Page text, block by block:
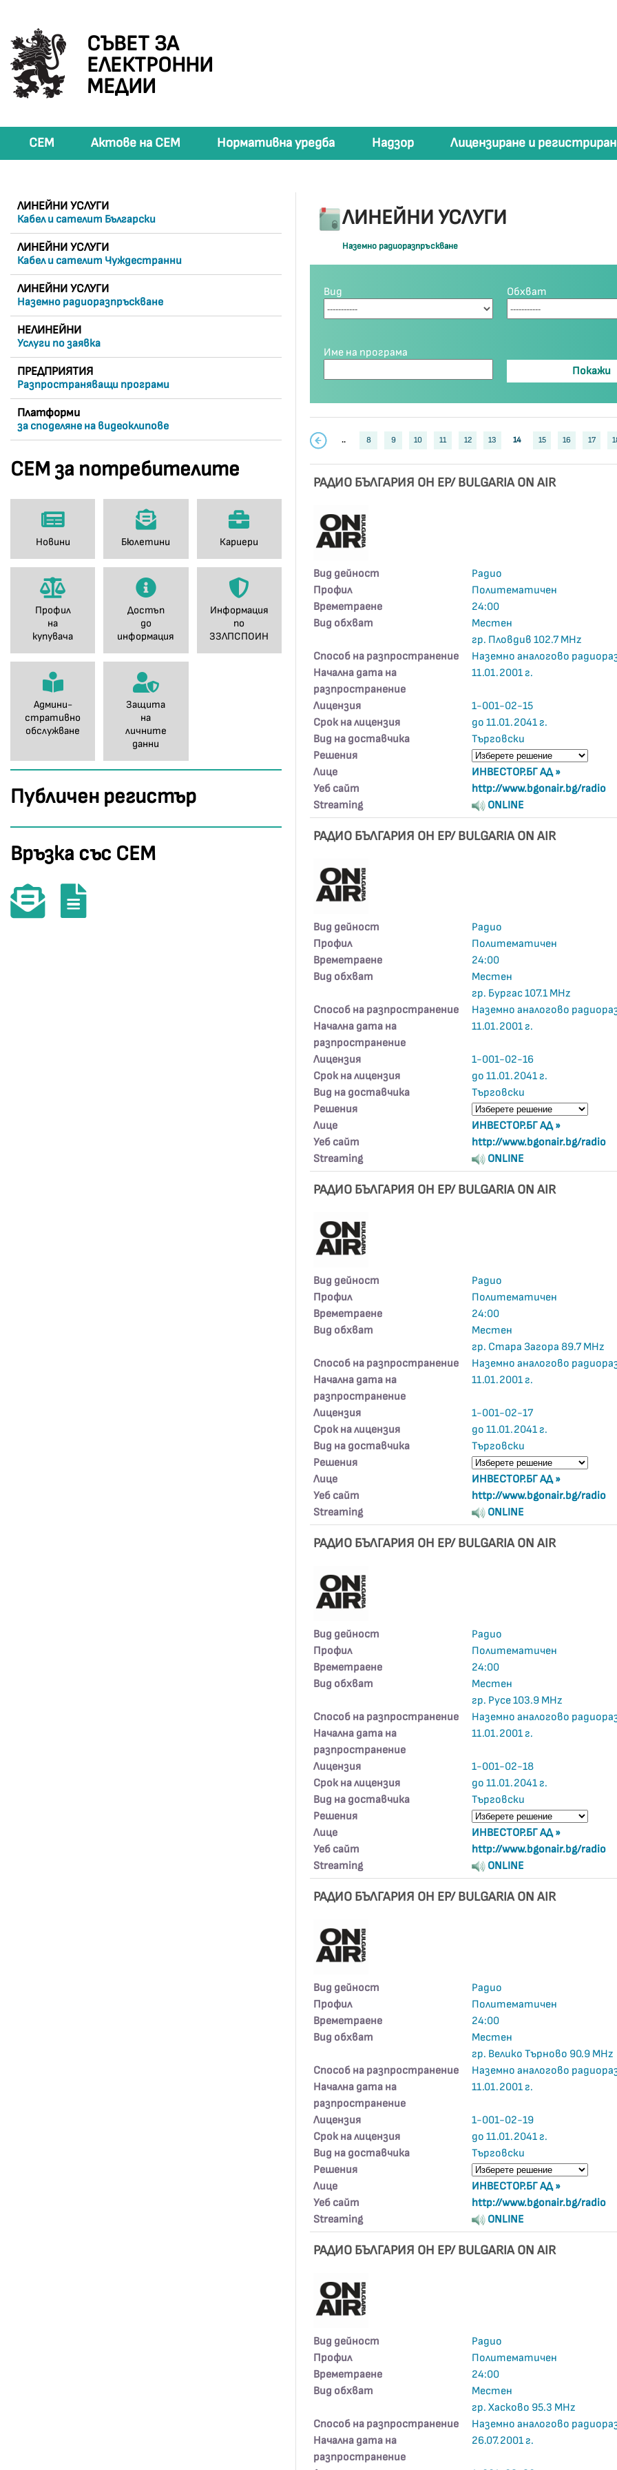
СЪВЕТ ЗА
ЕЛЕКТРОННИ
МЕДИИ
СЕМ Актове на СЕМ Нормативна уредба Надзор Лицензиране и
ЛИНЕЙНИ УСЛУГИ
Кабел и сателит Български
ЛИНЕЙНИ УСЛУГИ
Кабел и сателит Чуждестранни
ЛИНЕЙНИ УСЛУГИ
Наземно радиоразпръскване
НЕЛИНЕЙНИ
Услуги по заявка
ПРЕДПРИЯТИЯ
Разпространяващи програми
Платформи
за споделяне на видеоклипове
СЕМ за потребителите
Новини Бюлетини Кариери
Профил
на
купувача
Достъп
до
информация
Информация
по
ЗЗЛПСПОИН
Админи-
стративно
обслужване
Защита
на
личните
данни
Публичен регистър
Връзка със СЕМ
ЛИНЕЙНИ УСЛУГИ
Наземно радиоразпръскване
Вид Обхват
Име на програма
.. 8 9 10 11 12 13 14 15 16 17
РАДИО БЪЛГАРИЯ ОН ЕР/ BULGARIA ON AIR
Вид дейност
Радио
Профил
Политематичен
Времетраене
24:00
Вид обхват
Местен
гр. Пловдив 102.7 MHz
Способ на разпространение
Наземно аналогово
Начална дата на
разпространение
11.01.2001 г.
Лицензия
1-001-02-15
Срок на лицензия
до 11.01.2041 г.
Вид на доставчика
Търговски
Решения
Лице
ИНВЕСТОР.БГ АД »
Уеб сайт
http://www.bgonair.bg/radio
Streaming
ONLINE
РАДИО БЪЛГАРИЯ ОН ЕР/ BULGARIA ON AIR
Вид дейност
Радио
Профил
Политематичен
Времетраене
24:00
Вид обхват
Местен
гр. Бургас 107.1 MHz
Способ на разпространение
Наземно аналогово
Начална дата на
разпространение
11.01.2001 г.
Лицензия
1-001-02-16
Срок на лицензия
до 11.01.2041 г.
Вид на доставчика
Търговски
Решения
Лице
ИНВЕСТОР.БГ АД »
Уеб сайт
http://www.bgonair.bg/radio
Streaming
ONLINE
РАДИО БЪЛГАРИЯ ОН ЕР/ BULGARIA ON AIR
Вид дейност
Радио
Профил
Политематичен
Времетраене
24:00
Вид обхват
Местен
гр. Стара Загора 89.7 MHz
Способ на разпространение
Наземно аналогово
Начална дата на
разпространение
11.01.2001 г.
Лицензия
1-001-02-17
Срок на лицензия
до 11.01.2041 г.
Вид на доставчика
Търговски
Решения
Лице
ИНВЕСТОР.БГ АД »
Уеб сайт
http://www.bgonair.bg/radio
Streaming
ONLINE
РАДИО БЪЛГАРИЯ ОН ЕР/ BULGARIA ON AIR
Вид дейност
Радио
Профил
Политематичен
Времетраене
24:00
Вид обхват
Местен
гр. Русе 103.9 MHz
Способ на разпространение
Наземно аналогово
Начална дата на
разпространение
11.01.2001 г.
Лицензия
1-001-02-18
Срок на лицензия
до 11.01.2041 г.
Вид на доставчика
Търговски
Решения
Лице
ИНВЕСТОР.БГ АД »
Уеб сайт
http://www.bgonair.bg/radio
Streaming
ONLINE
РАДИО БЪЛГАРИЯ ОН ЕР/ BULGARIA ON AIR
Вид дейност
Радио
Профил
Политематичен
Времетраене
24:00
Вид обхват
Местен
гр. Велико Търново 90.9 MHz
Способ на разпространение
Наземно аналогово
Начална дата на
разпространение
11.01.2001 г.
Лицензия
1-001-02-19
Срок на лицензия
до 11.01.2041 г.
Вид на доставчика
Търговски
Решения
Лице
ИНВЕСТОР.БГ АД »
Уеб сайт
http://www.bgonair.bg/radio
Streaming
ONLINE
РАДИО БЪЛГАРИЯ ОН ЕР/ BULGARIA ON AIR
Вид дейност
Радио
Профил
Политематичен
Времетраене
24:00
Вид обхват
Местен
гр. Хасково 95.3 MHz
Способ на разпространение
Наземно аналогово
Начална дата на
разпространение
26.07.2001 г.